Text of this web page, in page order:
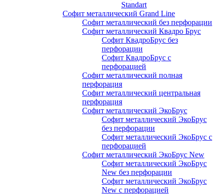
Standart
Софит металлический Grand Line
Софит металлический без перфорации
Софит металлический Квадро Брус
Софит КвадроБрус без
перфорации
Софит КвадроБрус с
перфорацией
Софит металлический полная
перфорация
Софит металлический центральная
перфорация
Софит металлический ЭкоБрус
Софит металлический ЭкоБрус
без перфорации
Софит металлический ЭкоБрус с
перфорацией
Софит металлический ЭкоБрус New
Софит металлический ЭкоБрус
New без перфорации
Софит металлический ЭкоБрус
New с перфорацией